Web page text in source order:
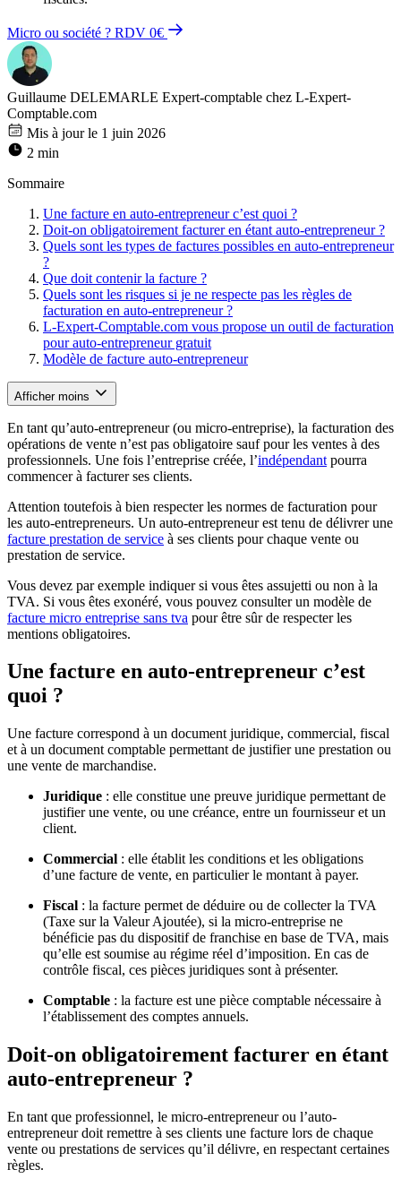
Micro ou société ? RDV 0€
Guillaume DELEMARLE Expert-comptable chez L-Expert-
Comptable.com
Mis à jour le 1 juin 2026
2 min
Sommaire
Une facture en auto-entrepreneur c’est quoi ?
Doit-on obligatoirement facturer en étant auto-entrepreneur ?
Quels sont les types de factures possibles en auto-entrepreneur
?
Que doit contenir la facture ?
Quels sont les risques si je ne respecte pas les règles de
facturation en auto-entrepreneur ?
L-Expert-Comptable.com vous propose un outil de facturation
pour auto-entrepreneur gratuit
Modèle de facture auto-entrepreneur
Afficher moins
En tant qu’auto-entrepreneur (ou micro-entreprise), la facturation des
opérations de vente n’est pas obligatoire sauf pour les ventes à des
professionnels. Une fois l’entreprise créée, l’indépendant pourra
commencer à facturer ses clients.
Attention toutefois à bien respecter les normes de facturation pour
les auto-entrepreneurs. Un auto-entrepreneur est tenu de délivrer une
facture prestation de service à ses clients pour chaque vente ou
prestation de service.
Vous devez par exemple indiquer si vous êtes assujetti ou non à la
TVA. Si vous êtes exonéré, vous pouvez consulter un modèle de
facture micro entreprise sans tva pour être sûr de respecter les
mentions obligatoires.
Une facture en auto-entrepreneur c’est
quoi ?
Une facture correspond à un document juridique, commercial, fiscal
et à un document comptable permettant de justifier une prestation ou
une vente de marchandise.
Juridique : elle constitue une preuve juridique permettant de
justifier une vente, ou une créance, entre un fournisseur et un
client.
Commercial : elle établit les conditions et les obligations
d’une facture de vente, en particulier le montant à payer.
Fiscal : la facture permet de déduire ou de collecter la TVA
(Taxe sur la Valeur Ajoutée), si la micro-entreprise ne
bénéficie pas du dispositif de franchise en base de TVA, mais
qu’elle est soumise au régime réel d’imposition. En cas de
contrôle fiscal, ces pièces juridiques sont à présenter.
Comptable : la facture est une pièce comptable nécessaire à
l’établissement des comptes annuels.
Doit-on obligatoirement facturer en étant
auto-entrepreneur ?
En tant que professionnel, le micro-entrepreneur ou l’auto-
entrepreneur doit remettre à ses clients une facture lors de chaque
vente ou prestations de services qu’il délivre, en respectant certaines
règles.